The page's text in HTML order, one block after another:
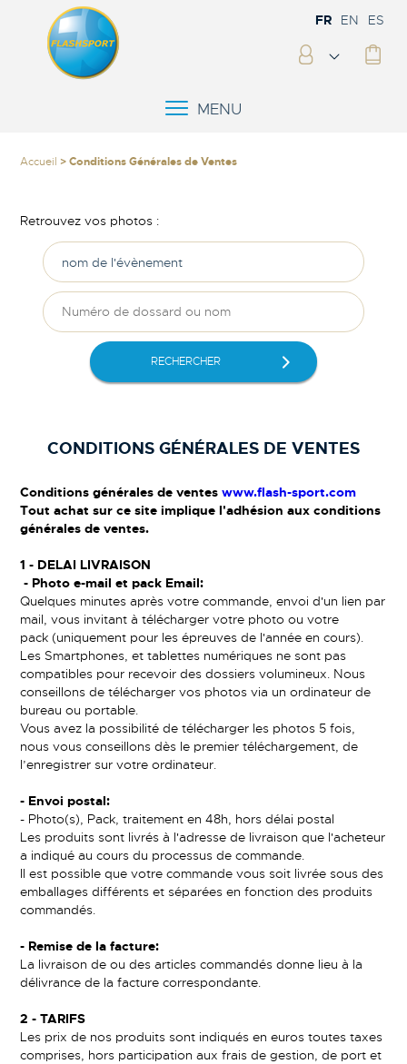
FR EN ES
MENU
Accueil > Conditions Générales de Ventes
Retrouvez vos photos :
RECHERCHER
CONDITIONS GÉNÉRALES DE VENTES
Conditions générales de venteswww.flash-sport.com
Tout achat sur ce site implique l'adhésion aux conditions
générales de ventes.
1 - DELAI LIVRAISON
- Photo e-mail et pack Email:
Quelques minutes après votre commande, envoi d'un lien par
mail, vous invitant à télécharger votre photo ou votre
pack (uniquement pour les épreuves de l'année en cours).
Les Smartphones, et tablettes numériques ne sont pas
compatibles pour recevoir des dossiers volumineux. Nous
conseillons de télécharger vos photos via un ordinateur de
bureau ou portable.
Vous avez la possibilité de télécharger les photos 5 fois,
nous vous conseillons dès le premier téléchargement, de
l’enregistrer sur votre ordinateur.
- Envoi postal:
- Photo(s), Pack, traitement en 48h, hors délai postal
Les produits sont livrés à l'adresse de livraison que l'acheteur
a indiqué au cours du processus de commande.
Il est possible que votre commande vous soit livrée sous des
emballages différents et séparées en fonction des produits
commandés.
- Remise de la facture:
La livraison de ou des articles commandés donne lieu à la
délivrance de la facture correspondante.
2 -TARIFS
Les prix de nos produits sont indiqués en euros toutes taxes
comprises, hors participation aux frais de gestion, de port et